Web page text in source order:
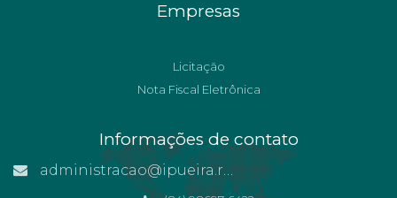
Empresas
Licitação
Nota Fiscal Eletrônica
Informações de contato
administracao@ipueira.rn.gov.br